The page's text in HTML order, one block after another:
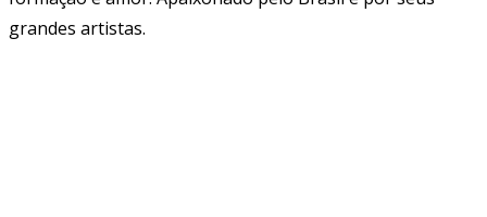
grandes artistas.